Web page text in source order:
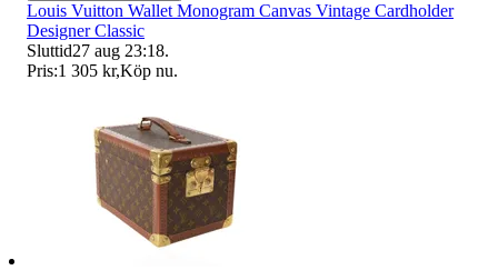
Louis Vuitton Wallet Monogram Canvas Vintage Cardholder
Designer Classic
Sluttid27 aug 23:18.
Pris:1 305 kr,Köp nu.